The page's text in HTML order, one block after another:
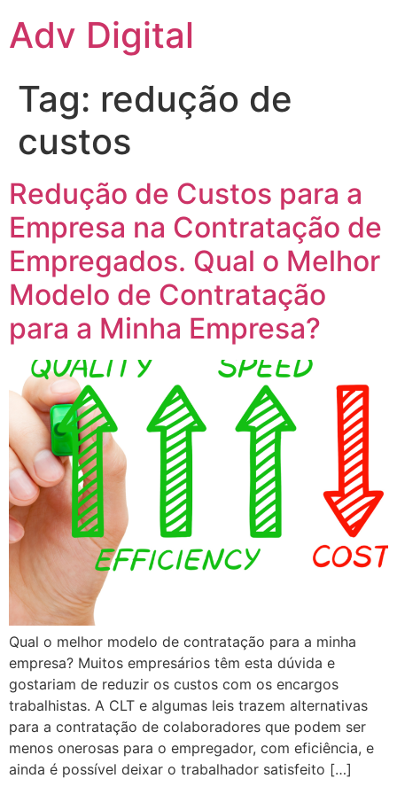
Adv Digital
Tag: redução de
custos
Redução de Custos para a
Empresa na Contratação de
Empregados. Qual o Melhor
Modelo de Contratação
para a Minha Empresa?
Qual o melhor modelo de contratação para a minha
empresa? Muitos empresários têm esta dúvida e
gostariam de reduzir os custos com os encargos
trabalhistas. A CLT e algumas leis trazem alternativas
para a contratação de colaboradores que podem ser
menos onerosas para o empregador, com eficiência, e
ainda é possível deixar o trabalhador satisfeito […]